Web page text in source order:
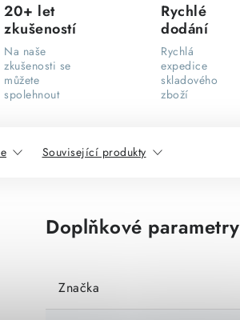
20+ let
zkušeností
Na naše
zkušenosti se
můžete
spolehnout
Rychlé
dodání
Rychlá
expedice
skladového
zboží
Související produkty
Doplňkové parametry
Značka